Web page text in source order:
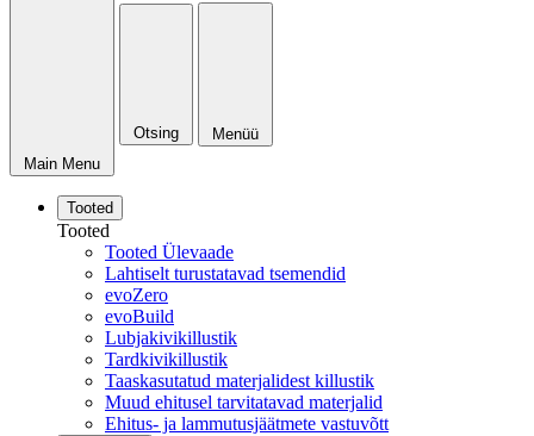
Main Menu
Otsing Menüü
Tooted
Tooted
Tooted Ülevaade
Lahtiselt turustatavad tsemendid
evoZero
evoBuild
Lubjakivikillustik
Tardkivikillustik
Taaskasutatud materjalidest killustik
Muud ehitusel tarvitatavad materjalid
Ehitus- ja lammutusjäätmete vastuvõtt